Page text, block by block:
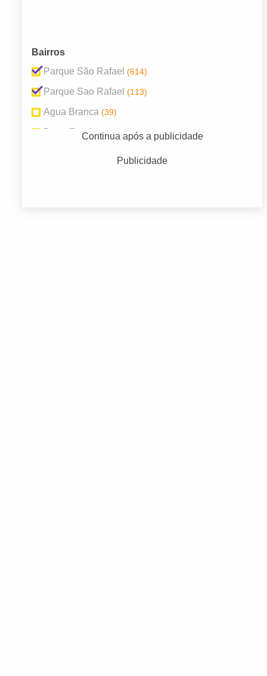
Bairros
Parque São Rafael (614)
Parque Sao Rafael (113)
Agua Branca (39)
Barra Funda(45)
Continua após a publicidade
Publicidade